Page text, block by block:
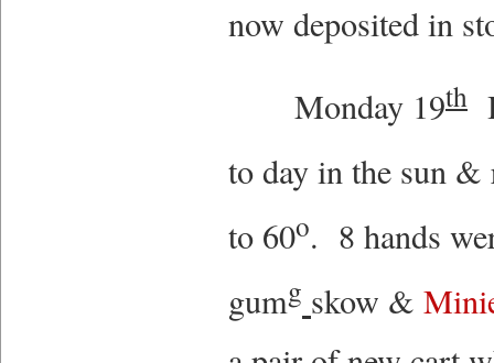
now deposited in
Monday 19th
to day in the sun &
to 60o. 8 hands
gumg skow &